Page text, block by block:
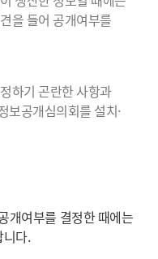
을 들어 공개여부를
하기 곤란한 사항과
보공개심의회를 설치·
개여부를 결정한 때에는
니다.